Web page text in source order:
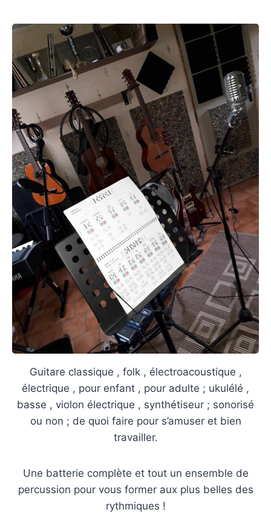
Guitare classique , folk , électroacoustique ,
électrique , pour enfant , pour adulte ; ukulélé ,
basse , violon électrique , synthétiseur ; sonorisé
ou non ; de quoi faire pour s’amuser et bien
travailler.
Une batterie complète et tout un ensemble de
percussion pour vous former aux plus belles des
rythmiques !